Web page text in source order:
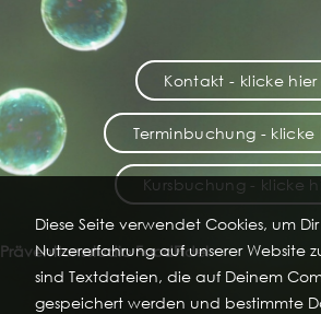
Diese Seite verwendet Cookies, um
Nutzererfahrung auf unserer Website
sind Textdateien, die auf Deinem
gespeichert werden und bestimmte
Kontakt - klicke hier
Terminbuchung - klicke
Kursbuchung - klicke
Präventionsstudio FoodFidel